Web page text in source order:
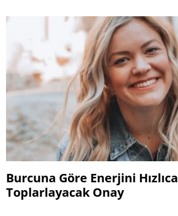
Burcuna Göre Enerjini Hızlıca
Toplarlayacak Onay